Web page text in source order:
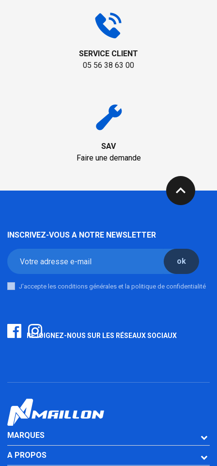
SERVICE CLIENT
05 56 38 63 00
SAV
Faire une demande
expand_less
INSCRIVEZ-VOUS A NOTRE NEWSLETTER
ok
J'accepte les conditions générales et la politique de confidentialité
REJOIGNEZ-NOUS SUR LES RÉSEAUX SOCIAUX
MARQUES
A PROPOS